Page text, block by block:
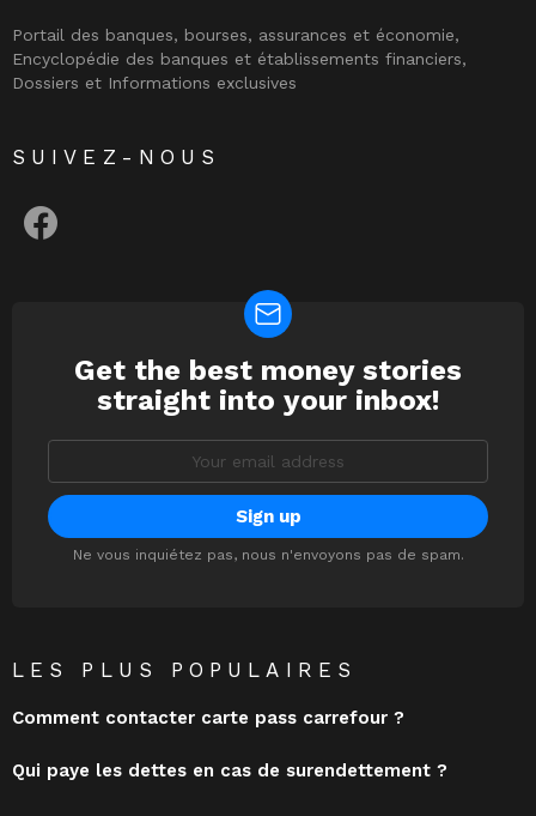
Portail des banques, bourses, assurances et économie,
Encyclopédie des banques et établissements financiers,
Dossiers et Informations exclusives
SUIVEZ-NOUS
NEWSLETTER
Get the best money stories
straight into your inbox!
Ne vous inquiétez pas, nous n'envoyons pas de spam.
LES PLUS POPULAIRES
Comment contacter carte pass carrefour ?
Qui paye les dettes en cas de surendettement ?